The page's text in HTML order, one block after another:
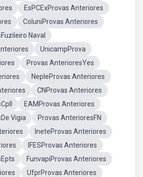
EsPCExProvas Anteriores
ColuniProvas Anteriores
Naval
UnicampProva
Provas AnterioresYes
NepleProvas Anteriores
CNProvas Anteriores
EAMProvas Anteriores
Vigia
Provas AnterioresFN
IneteProvas Anteriores
IFESProvas Anteriores
FunvapiProvas Anteriores
UfprProvas Anteriores